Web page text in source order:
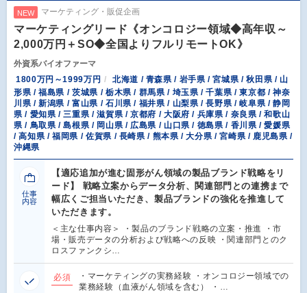
NEW マーケティング・販促企画
マーケティングリード《オンコロジー領域◆高年収～
2,000万円＋SO◆全国よりフルリモートOK》
外資系バイオファーマ
1800万円～1999万円
北海道 / 青森県 / 岩手県 / 宮城県 / 秋田県 / 山
形県 / 福島県 / 茨城県 / 栃木県 / 群馬県 / 埼玉県 / 千葉県 / 東京都 / 神奈
川県 / 新潟県 / 富山県 / 石川県 / 福井県 / 山梨県 / 長野県 / 岐阜県 / 静岡
県 / 愛知県 / 三重県 / 滋賀県 / 京都府 / 大阪府 / 兵庫県 / 奈良県 / 和歌山
県 / 鳥取県 / 島根県 / 岡山県 / 広島県 / 山口県 / 徳島県 / 香川県 / 愛媛県
/ 高知県 / 福岡県 / 佐賀県 / 長崎県 / 熊本県 / 大分県 / 宮崎県 / 鹿児島県 /
沖縄県
仕事
内容
【適応追加が進む固形がん領域の製品ブランド戦略をリ
ード】 戦略立案からデータ分析、関連部門との連携まで
幅広くご担当いただき、製品ブランドの強化を推進して
いただきます。
＜主な仕事内容＞ ・製品のブランド戦略の立案・推進 ・市
場・販売データの分析および戦略への反映 ・関連部門とのク
ロスファンクシ…
必須
・マーケティングの実務経験 ・オンコロジー領域での
業務経験（血液がん領域を含む） ・…